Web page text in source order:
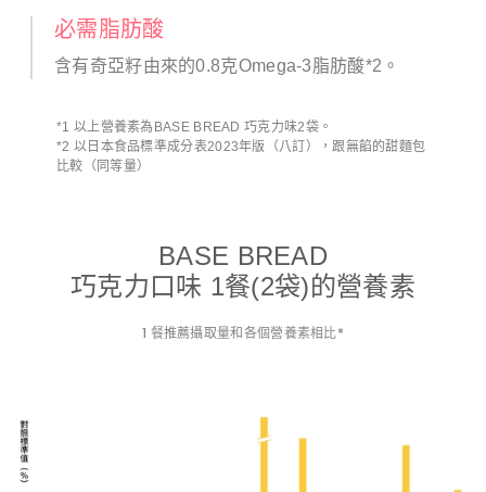
必需脂肪酸
含有奇亞籽由來的0.8克Omega-3脂肪酸*2。
*1 以上營養素為BASE BREAD 巧克力味2袋。
*2 以日本食品標準成分表2023年版（八訂），跟無餡的甜麵包
比較（同等量）
BASE BREAD
巧克力口味 1餐(2袋)的營養素
1 餐推薦攝取量和各個營養素相比*